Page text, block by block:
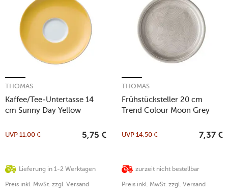
Kaffee/Tee-Untertasse 14
cm Sunny Day Yellow
THOMAS
Lieferung in 1-2 Werktagen
UVP11,00 € 5,75 €
Preis inkl. MwSt. zzgl. Versand
Frühstücksteller 20 cm
Trend Colour Moon Grey
THOMAS
zurzeit nicht bestellbar
UVP14,50 € 7,37 €
Preis inkl. MwSt. zzgl. Versand